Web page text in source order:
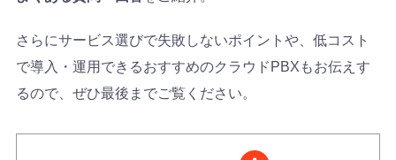
さらにサービス選びで失敗しないポイントや、低コスト
で導入・運用できるおすすめのクラウドPBXもお伝えす
るので、ぜひ最後までご覧ください。